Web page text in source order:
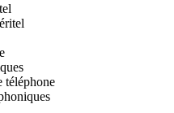
téléphone